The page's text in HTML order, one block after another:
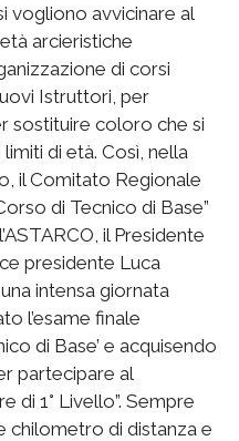
vogliono avvicinare al
arcieristiche
di corsi
Istruttori, per
sostituire coloro che si
limiti di età. Così, nella
il Comitato Regionale
di Tecnico di Base”
il Presidente
presidente Luca
intensa giornata
l’esame finale
di Base’ e acquisendo
partecipare al
di 1° Livello”. Sempre
chilometro di distanza e